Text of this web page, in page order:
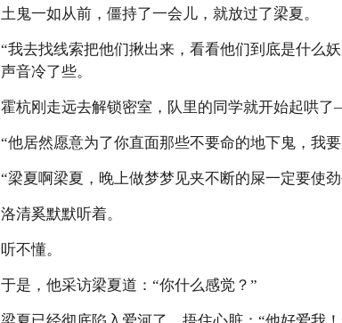
土鬼一如从前，僵持了一会儿，就放过了梁夏。
“我去找线索把他们揪出来，看看他们到底是什么
声音冷了些。
霍杭刚走远去解锁密室，队里的同学就开始起哄
“他居然愿意为了你直面那些不要命的地下鬼，我
“梁夏啊梁夏，晚上做梦梦见夹不断的屎一定要使
洛清奚默默听着。
听不懂。
于是，他采访梁夏道：“你什么感觉？”